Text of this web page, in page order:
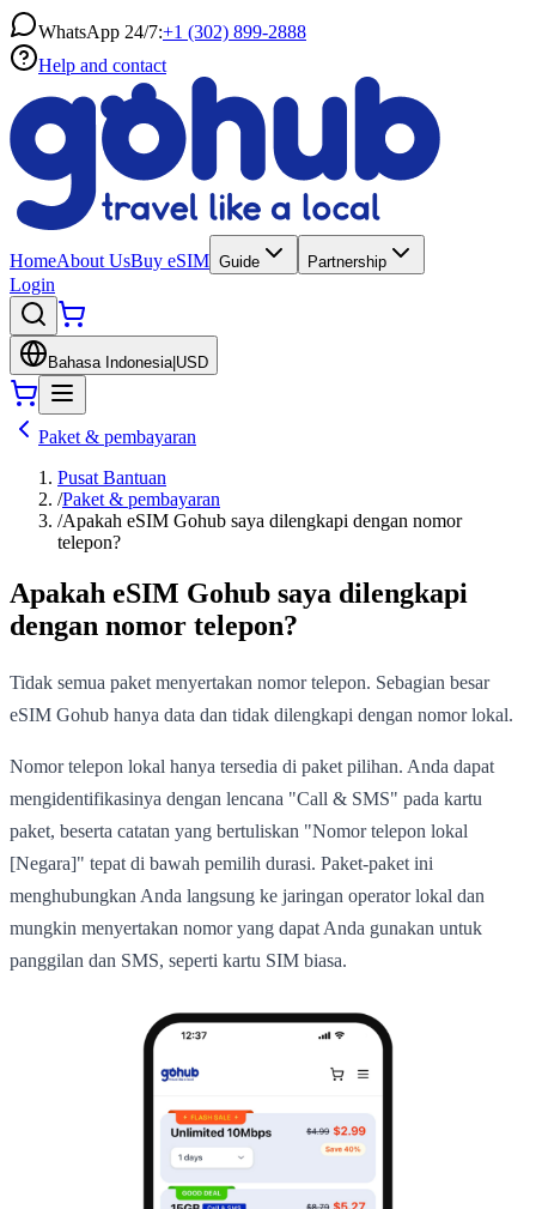
WhatsApp 24/7:+1 (302) 899-2888
Help and contact
HomeAbout UsBuy eSIM Guide Partnership
Login
Bahasa Indonesia| USD
Paket & pembayaran
Pusat Bantuan
/Paket & pembayaran
/Apakah eSIM Gohub saya dilengkapi dengan nomor
telepon?
Apakah eSIM Gohub saya dilengkapi
dengan nomor telepon?
Tidak semua paket menyertakan nomor telepon. Sebagian besar
eSIM Gohub hanya data dan tidak dilengkapi dengan nomor lokal.
Nomor telepon lokal hanya tersedia di paket pilihan. Anda dapat
mengidentifikasinya dengan lencana "Call & SMS" pada kartu
paket, beserta catatan yang bertuliskan "Nomor telepon lokal
[Negara]" tepat di bawah pemilih durasi. Paket-paket ini
menghubungkan Anda langsung ke jaringan operator lokal dan
mungkin menyertakan nomor yang dapat Anda gunakan untuk
panggilan dan SMS, seperti kartu SIM biasa.